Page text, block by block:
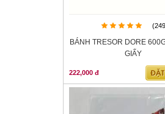
BÁNH TRESOR DORE
GIẤY
222,000 đ